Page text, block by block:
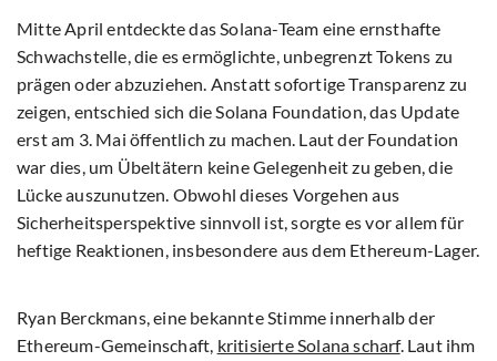
Mitte April entdeckte das Solana-Team eine ernsthafte
Schwachstelle, die es ermöglichte, unbegrenzt Tokens zu
prägen oder abzuziehen. Anstatt sofortige Transparenz zu
zeigen, entschied sich die Solana Foundation, das Update
erst am 3. Mai öffentlich zu machen. Laut der Foundation
war dies, um Übeltätern keine Gelegenheit zu geben, die
Lücke auszunutzen. Obwohl dieses Vorgehen aus
Sicherheitsperspektive sinnvoll ist, sorgte es vor allem für
heftige Reaktionen, insbesondere aus dem Ethereum-Lager.
Ryan Berckmans, eine bekannte Stimme innerhalb der
Ethereum-Gemeinschaft, kritisierte Solana scharf. Laut ihm